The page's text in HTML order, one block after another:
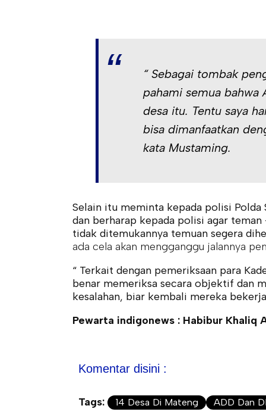
“ Sebagai tombak
pahami semua bahwa
desa itu. Tentu saya
bisa dimanfaatkan
kata Mustaming.
Selain itu meminta kepada polisi
dan berharap kepada polisi agar
tidak ditemukannya temuan segera
ada cela akan mengganggu jalannya
“ Terkait dengan pemeriksaan para
benar memeriksa secara objektif dan
kesalahan, biar kembali mereka
Pewarta indigonews : Habibur Khaliq
Komentar disini :
Tags: 14 Desa Di Mateng ADD Dan